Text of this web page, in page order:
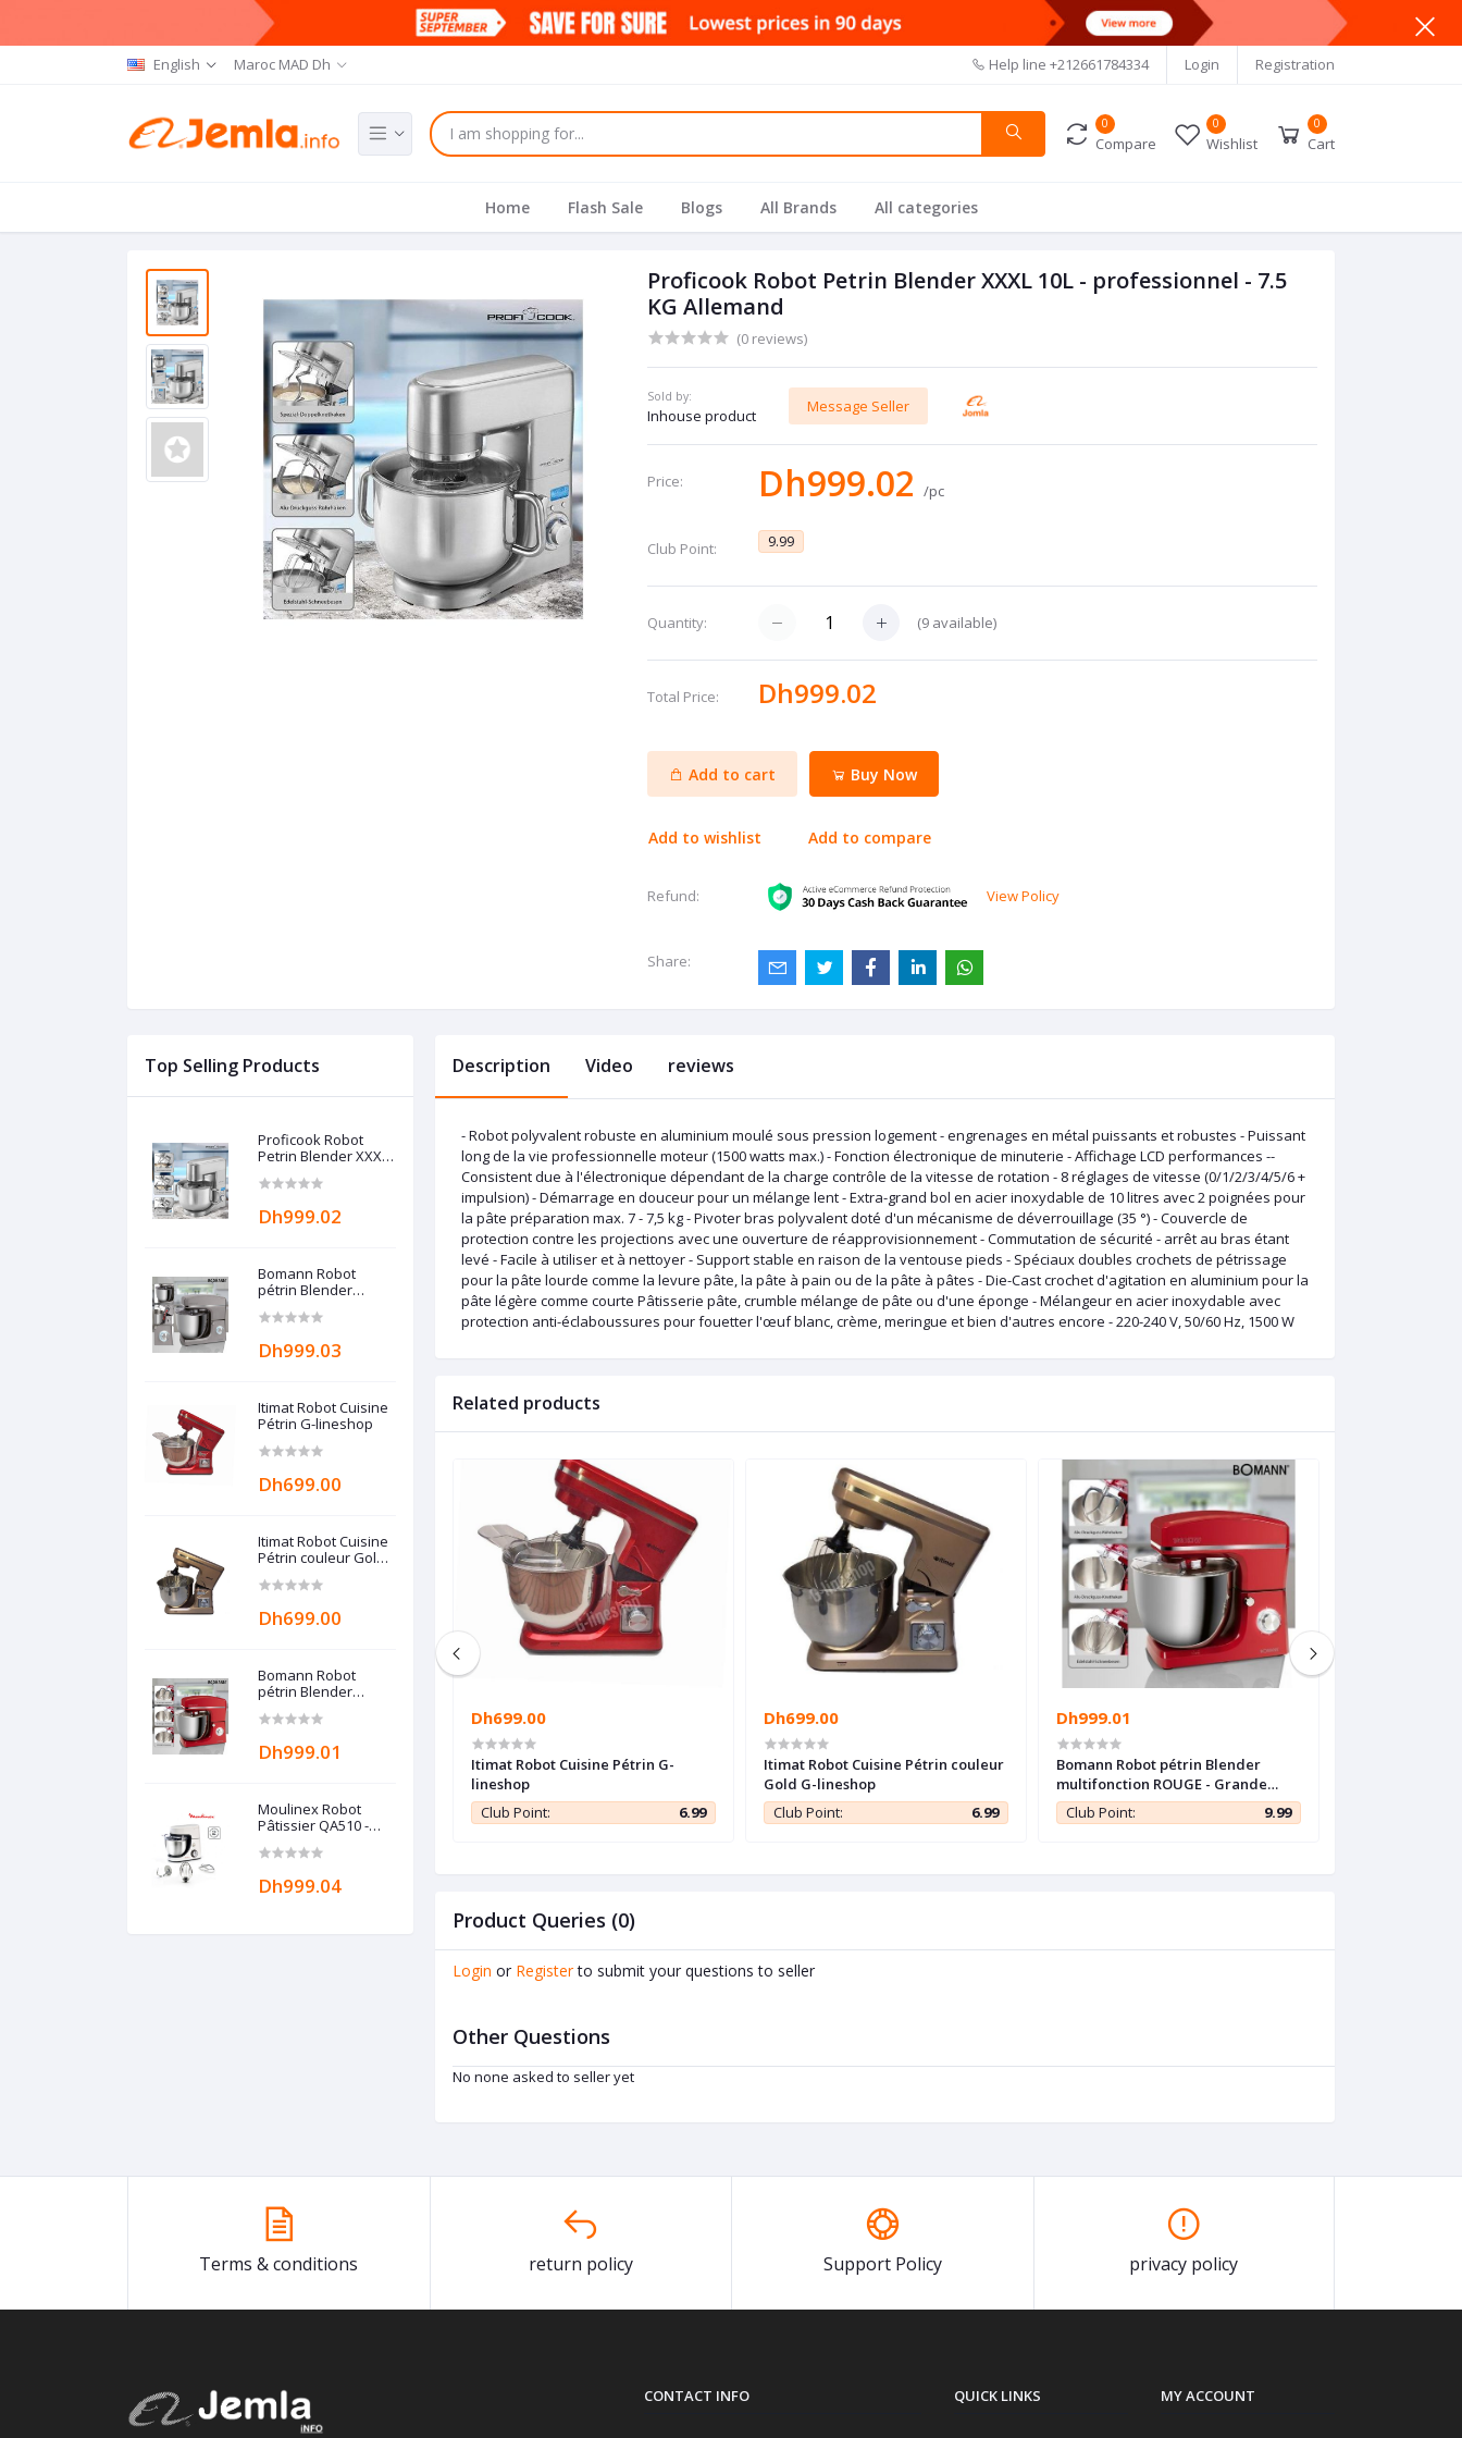
English Maroc MAD Dh Help line +212661784334 Login Registration
0
Compare
0
Wishlist
0
Cart
Home Flash Sale Blogs All Brands All categories
Proficook Robot Petrin Blender XXXL 10L - professionnel - 7.5
KG Allemand
(0 reviews)
Sold by:
Inhouse product
Message Seller
Price: Dh999.02/pc
Club Point: 9.99
Quantity: (9 available)
Total Price: Dh999.02
Add to cart Buy Now
Add to wishlist Add to compare
Refund: View Policy
Share:
Top Selling Products
Proficook Robot
Petrin Blender XXXL
7.5 KG Allemand
Dh999.02
Bomann Robot
pétrin Blender
Grande capacité 10L
Dh999.03
Itimat Robot Cuisine
Pétrin G-lineshop
Dh699.00
Itimat Robot Cuisine
Pétrin couleur Gold
Dh699.00
Bomann Robot
pétrin Blender
- Grande capacité
Dh999.01
Moulinex Robot
Pâtissier QA510 -
Garantie 2 ans
Dh999.04
Description Video reviews
- Robot polyvalent robuste en aluminium moulé sous pression logement - engrenages en métal puissants et robustes - Puissant
long de la vie professionnelle moteur (1500 watts max.) - Fonction électronique de minuterie - Affichage LCD performances --
Consistent due à l'électronique dépendant de la charge contrôle de la vitesse de rotation - 8 réglages de vitesse (0/1/2/3/4/5/6 +
impulsion) - Démarrage en douceur pour un mélange lent - Extra-grand bol en acier inoxydable de 10 litres avec 2 poignées pour
la pâte préparation max. 7 - 7,5 kg - Pivoter bras polyvalent doté d'un mécanisme de déverrouillage (35 °) - Couvercle de
protection contre les projections avec une ouverture de réapprovisionnement - Commutation de sécurité - arrêt au bras étant
levé - Facile à utiliser et à nettoyer - Support stable en raison de la ventouse pieds - Spéciaux doubles crochets de pétrissage
pour la pâte lourde comme la levure pâte, la pâte à pain ou de la pâte à pâtes - Die-Cast crochet d'agitation en aluminium pour la
pâte légère comme courte Pâtisserie pâte, crumble mélange de pâte ou d'une éponge - Mélangeur en acier inoxydable avec
protection anti-éclaboussures pour fouetter l'œuf blanc, crème, meringue et bien d'autres encore - 220-240 V, 50/60 Hz, 1500 W
Related products
Dh999.09
Homy Grand panini sandwich
Cher Special Maroc
Club Point:
Dh699.00
Itimat Robot Cuisine Pétrin G-
lineshop
Club Point:
6.99
Dh699.00
Itimat Robot Cuisine Pétrin couleur
Gold G-lineshop
Club Point:
6.99
Dh999.01
Bomann Robot pétrin Blender
multifonction ROUGE - Grande
capacité 10L - 1500W -
Club Point: 9.99
Product Queries (0)
Login or Register to submit your questions to seller
Other Questions
No none asked to seller yet
Terms & conditions return policy Support Policy privacy policy
CONTACT INFO QUICK LINKS MY ACCOUNT